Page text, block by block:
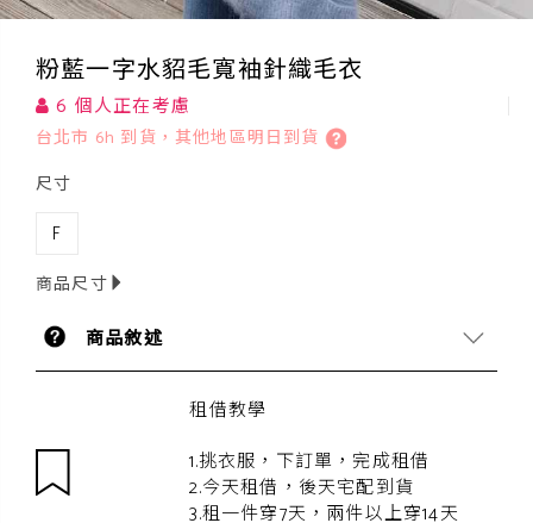
粉藍一字水貂毛寬袖針織毛衣
6 個人正在考慮
台北市 6h 到貨，其他地區明日到貨
尺寸
F
商品尺寸
商品敘述
租借教學
1.挑衣服，下訂單，完成租借
2.今天租借，後天宅配到貨
3.租一件穿7天，兩件以上穿14天